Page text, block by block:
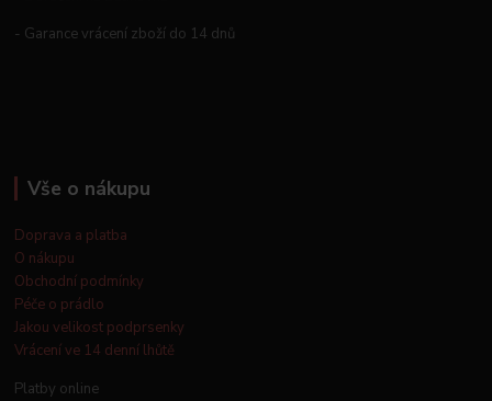
- Garance vrácení zboží do 14 dnů
Vše o nákupu
Doprava a platba
O nákupu
Obchodní podmínky
Péče o prádlo
Jakou velikost podprsenky
Vrácení ve 14 denní lhůtě
Platby online